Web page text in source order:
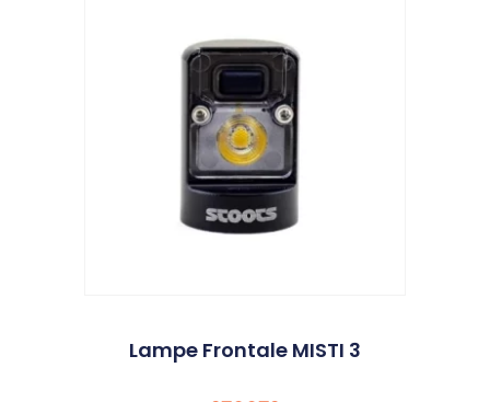
Lampe Frontale MISTI 3